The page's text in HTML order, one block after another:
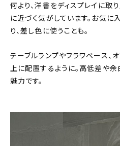
何より、洋書をディスプレイに取
に近づく気がしています。お気に
り、差し色に使うことも。
テーブルランプやフラワベース、
上に配置するように。高低差や
魅力です。